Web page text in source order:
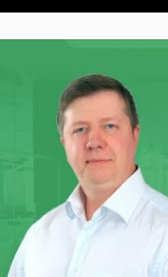
Воспроизвести